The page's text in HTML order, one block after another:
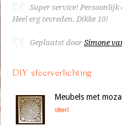
Super service! Persoonlijk
Heel erg tevreden. Dikke 10!
Geplaatst door Simone
DIY sfeerverlichting
Meubels met
sfeer!